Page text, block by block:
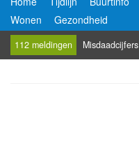
Wonen
Gezondheid
112 meldingen Misdaadcijfers